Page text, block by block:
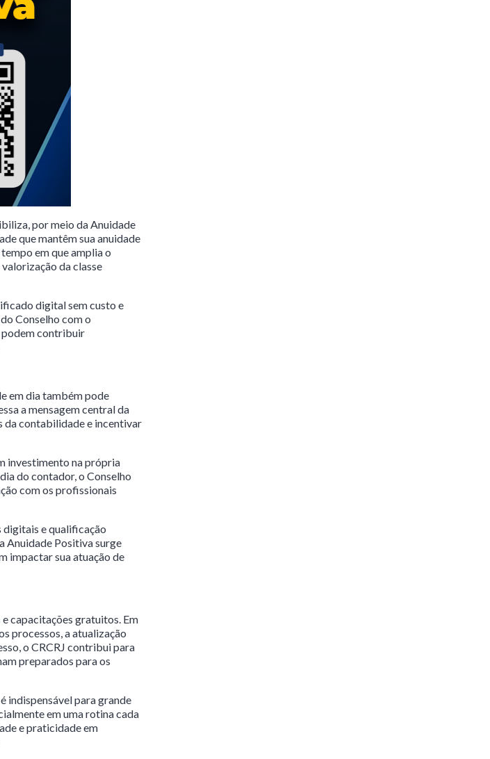
por meio da Anuidade
que mantêm sua anuidade
em que amplia o
da classe
digital sem custo e
Conselho com o
podem contribuir
em dia também pode
a mensagem central da
da contabilidade e incentivar
investimento na própria
do contador, o Conselho
com os profissionais
digitais e qualificação
Anuidade Positiva surge
impactar sua atuação de
capacitações gratuitos. Em
processos, a atualização
o CRCRJ contribui para
preparados para os
indispensável para grande
em uma rotina cada
e praticidade em